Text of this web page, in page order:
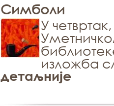
Симболи
У
изложба
детаљније